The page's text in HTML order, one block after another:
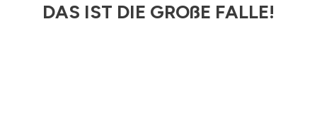
DAS IST DIE GROßE FALLE!